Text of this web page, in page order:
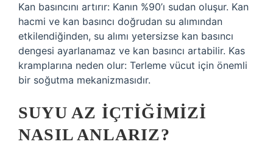
Kan basıncını artırır: Kanın %90’ı sudan oluşur. Kan
hacmi ve kan basıncı doğrudan su alımından
etkilendiğinden, su alımı yetersizse kan basıncı
dengesi ayarlanamaz ve kan basıncı artabilir. Kas
kramplarına neden olur: Terleme vücut için önemli
bir soğutma mekanizmasıdır.
SUYU AZ IÇTIĞIMIZI
NASIL ANLARIZ?